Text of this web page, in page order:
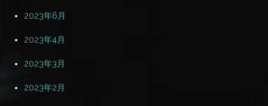
2023年6月
2023年4月
2023年3月
2023年2月